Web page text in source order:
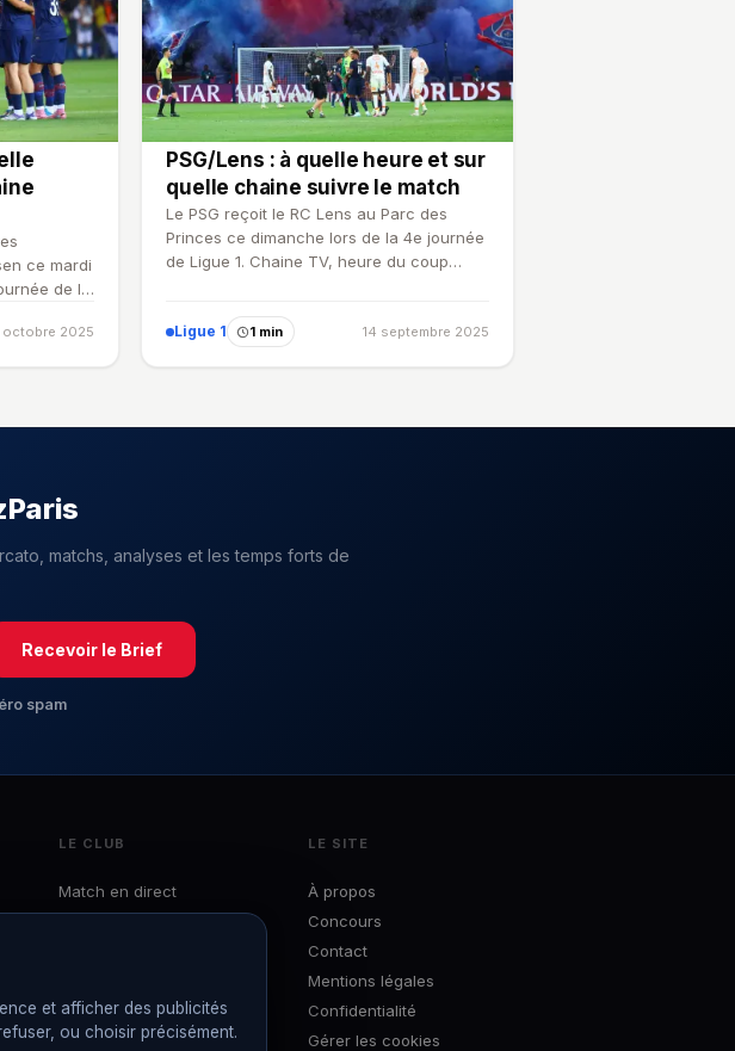
ce mardi
de la
octobre 2025
PSG/Lens : à quelle heure et sur
quelle chaine suivre le match
Le PSG reçoit le RC Lens au Parc des
Princes ce dimanche lors de la 4e journée
de Ligue 1. Chaine TV, heure du coup
Ligue 1 1 min 14 septembre 2025
matchs, analyses et les temps forts de
Recevoir le Brief
spam
LE CLUB
Match en direct
Interviews
Le Brief
LE SITE
À propos
Concours
Contact
Mentions légales
Confidentialité
Gérer les cookies
et afficher des publicités
ou choisir précisément.